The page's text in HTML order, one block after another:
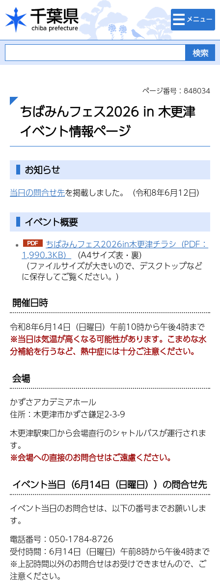
千葉県
検索・メニュ
ー
ページ番号：848034
ちばみんフェス2026 in 木更津
イベント情報ページ
お知らせ
当日の問合せ先を掲載しました。（令和8年6月12日）
イベント概要
ちばみんフェス2026in木更津チラシ（PDF：
1,990.3KB）
（A4サイズ表・裏）
（ファイルサイズが大きいので、デスクトップなど
に保存してご覧ください。）
開催日時
令和8年6月14日（日曜日）午前10時から午後4時まで
※当日は気温が高くなる可能性があります。こまめな水
分補給を行うなど、熱中症には十分ご注意ください。
会場
かずさアカデミアホール
住所：木更津市かずさ鎌足2-3-9
木更津駅東口から会場直行のシャトルバスが運行されま
す。
※会場への直接のお問合せはご遠慮ください。
イベント当日（6月14日（日曜日））の問合せ先
イベント当日のお問合せは、以下の番号までお願いしま
す。
電話番号：050-1784-8726
受付時間：6月14日（日曜日）午前8時から午後4時まで
※上記時間以外のお問合せはお受けできませんので、ご
注意ください。